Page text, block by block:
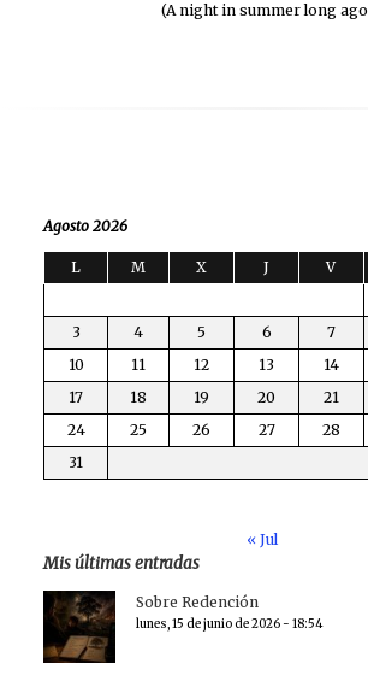
(A night in summer long
Agosto 2026
L M X J V
3
4 5 6 7
10
11 12 13 14
17
18 19 20 21
24
25 26 27 28
31
« Jul
Mis últimas entradas
Sobre Redención
lunes, 15 de junio de 2026 - 18:54